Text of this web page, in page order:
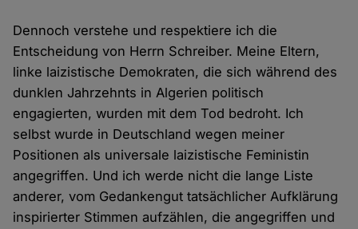
Dennoch verstehe und respektiere ich die
Entscheidung von Herrn Schreiber. Meine Eltern,
linke laizistische Demokraten, die sich während des
dunklen Jahrzehnts in Algerien politisch
engagierten, wurden mit dem Tod bedroht. Ich
selbst wurde in Deutschland wegen meiner
Positionen als universale laizistische Feministin
angegriffen. Und ich werde nicht die lange Liste
anderer, vom Gedankengut tatsächlicher Aufklärung
inspirierter Stimmen aufzählen, die angegriffen und